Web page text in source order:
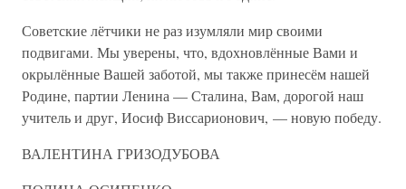
Советские лётчики не раз изумляли мир своими
подвигами. Мы уверены, что, вдохновлённые Вами и
окрылённые Вашей заботой, мы также принесём нашей
Родине, партии Ленина — Сталина, Вам, дорогой наш
учитель и друг, Иосиф Виссарионович, — новую победу.
ВАЛЕНТИНА ГРИЗОДУБОВА